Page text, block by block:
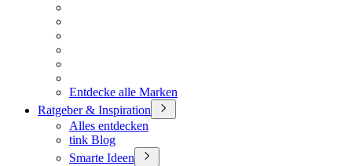
Entdecke alle Marken
Ratgeber & Inspiration
Alles entdecken
tink Blog
Smarte Ideen